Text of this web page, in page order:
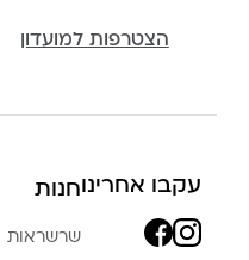
הצטרפות למועדון
עקבו אחרינוחנות
שרשראות